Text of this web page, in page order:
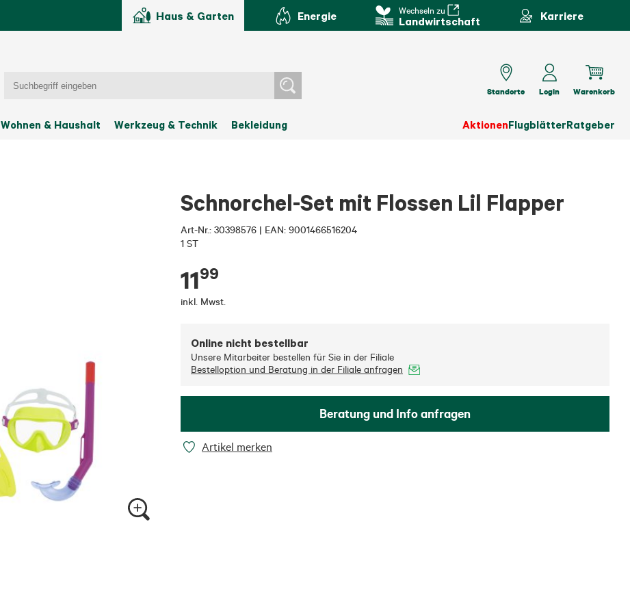
Haus & Garten Energie Wechseln zu
Landwirtschaft Karriere
Wohnen & Haushalt Werkzeug & Technik Bekleidung AktionenFlugblätterRatgeber
Standorte Login Warenkorb
Schnorchel-Set mit Flossen Lil Flapper
Art-Nr.: 30398576 | EAN: 9001466516204
1 ST
1199
inkl. Mwst.
Online nicht bestellbar
Unsere Mitarbeiter bestellen für Sie in der Filiale
Bestelloption und Beratung in der Filiale anfragen
Beratung und Info anfragen
Artikel merken